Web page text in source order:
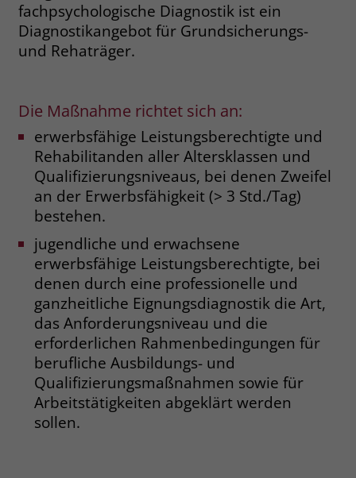
fachpsychologische Diagnostik ist ein
Diagnostikangebot für Grundsicherungs-
und Rehaträger.
Die Maßnahme richtet sich an:
erwerbsfähige Leistungsberechtigte und
Rehabilitanden aller Altersklassen und
Qualifizierungsniveaus, bei denen Zweifel
an der Erwerbsfähigkeit (> 3 Std./Tag)
bestehen.
jugendliche und erwachsene
erwerbsfähige Leistungsberechtigte, bei
denen durch eine professionelle und
ganzheitliche Eignungsdiagnostik die Art,
das Anforderungsniveau und die
erforderlichen Rahmenbedingungen für
berufliche Ausbildungs- und
Qualifizierungsmaßnahmen sowie für
Arbeitstätigkeiten abgeklärt werden
sollen.
Name __cf_bm
Anbieter .fonts.net
Zweck
This cookie, set by Cloudflare, is used to
support Cloudflare Bot Management.
Name JSessionID
Laufzeit Session
Zweck
Behält die Zustände des Benutzers bei
allen Seitenanfragen bei.
Name _gcl_au
Laufzeit 90 Tage
Zweck Enthält eine zufallsgenerierte User-ID.
Name _gcl_aw
Anbieter
Laufzeit 90 Tage
Zweck
Dieses Cookie wird gesetzt, wenn ein
User über einen Klick auf eine Google
Werbeanzeige auf die Website gelangt.
Es enthält Informationen darüber,
welche Werbeanzeige geklickt wurde,
sodass erzielte Erfolge wie z.B.
Bestellungen oder Kontaktanfragen der
Anzeige zugewiesen werden können.